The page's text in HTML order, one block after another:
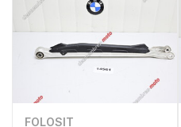
FOLOSIT